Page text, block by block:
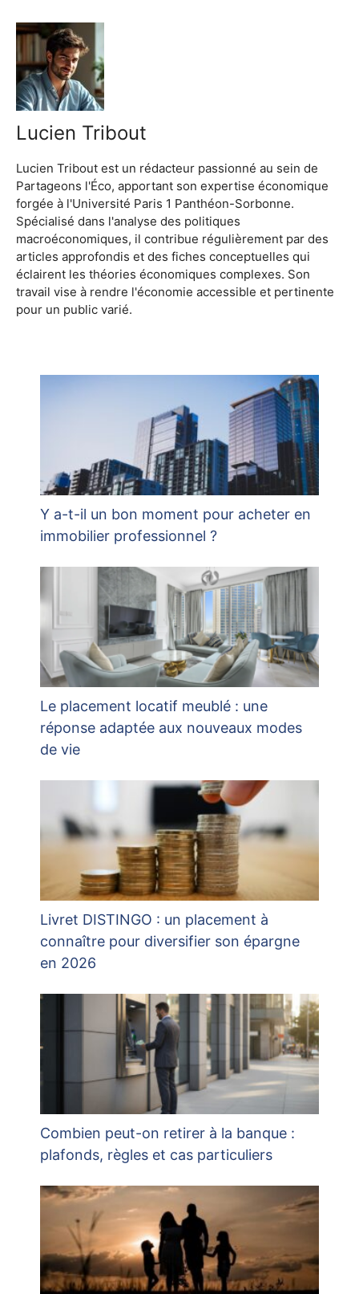
Lucien Tribout
Lucien Tribout est un rédacteur passionné au sein de
Partageons l'Éco, apportant son expertise économique
forgée à l'Université Paris 1 Panthéon-Sorbonne.
Spécialisé dans l'analyse des politiques
macroéconomiques, il contribue régulièrement par des
articles approfondis et des fiches conceptuelles qui
éclairent les théories économiques complexes. Son
travail vise à rendre l'économie accessible et pertinente
pour un public varié.
Y a-t-il un bon moment pour acheter en
immobilier professionnel ?
Le placement locatif meublé : une
réponse adaptée aux nouveaux modes
de vie
Livret DISTINGO : un placement à
connaître pour diversifier son épargne
en 2026
Combien peut-on retirer à la banque :
plafonds, règles et cas particuliers